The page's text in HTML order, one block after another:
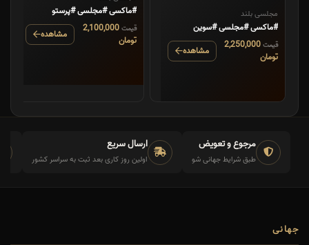
مجلسی بلند
#ماکسی #مجلسی #سوین
قیمت2,250,000
تومان
مشاهده
#ماکسی #مجلسی #پرستو
قیمت 2,100,000
تومان
مشاهده
مرجوع و تعویض
طبق شرایط جهانی شو
ارسال سریع
اولین روز کاری بعد ثبت به سراسر کشور
جهانی